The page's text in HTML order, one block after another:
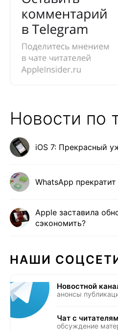
Новости по
iOS 7: Прекрасный
WhatsApp
Apple заставила
сэкономить?
НАШИ
Новостной
анонсы
Чат с
обсуждение